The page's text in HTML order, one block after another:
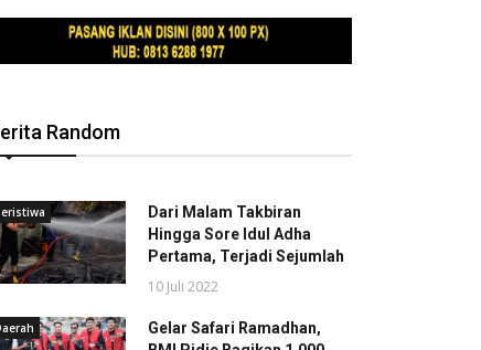
Random
Dari Malam Takbiran
Hingga Sore Idul Adha
Pertama, Terjadi Sejumlah
10 Juli 2022
Gelar Safari Ramadhan,